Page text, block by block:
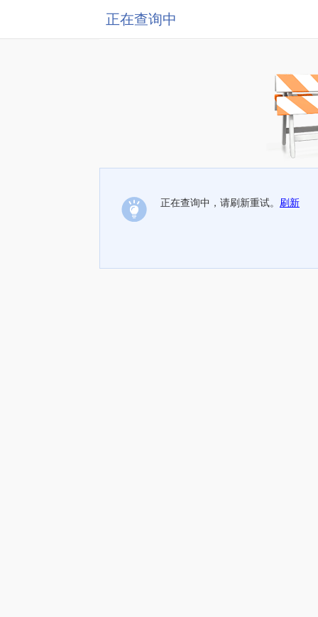
正在查询中
正在查询中，请刷新重试。 刷新